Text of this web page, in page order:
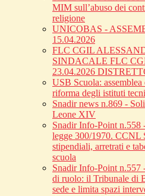
MIM sull’abuso dei
religione
UNICOBAS -
15.04.2026
FLC CGIL
SINDACALE FLC
23.04.2026
USB Scuola:
riforma degli istituti
Snadir news n.869 -
Leone XIV
Snadir Info-Point n.558
legge 300/1970. CCNL
stipendiali, arretrati e
scuola
Snadir Info-Point
di ruolo: il Tribunale di
sede e limita spazi